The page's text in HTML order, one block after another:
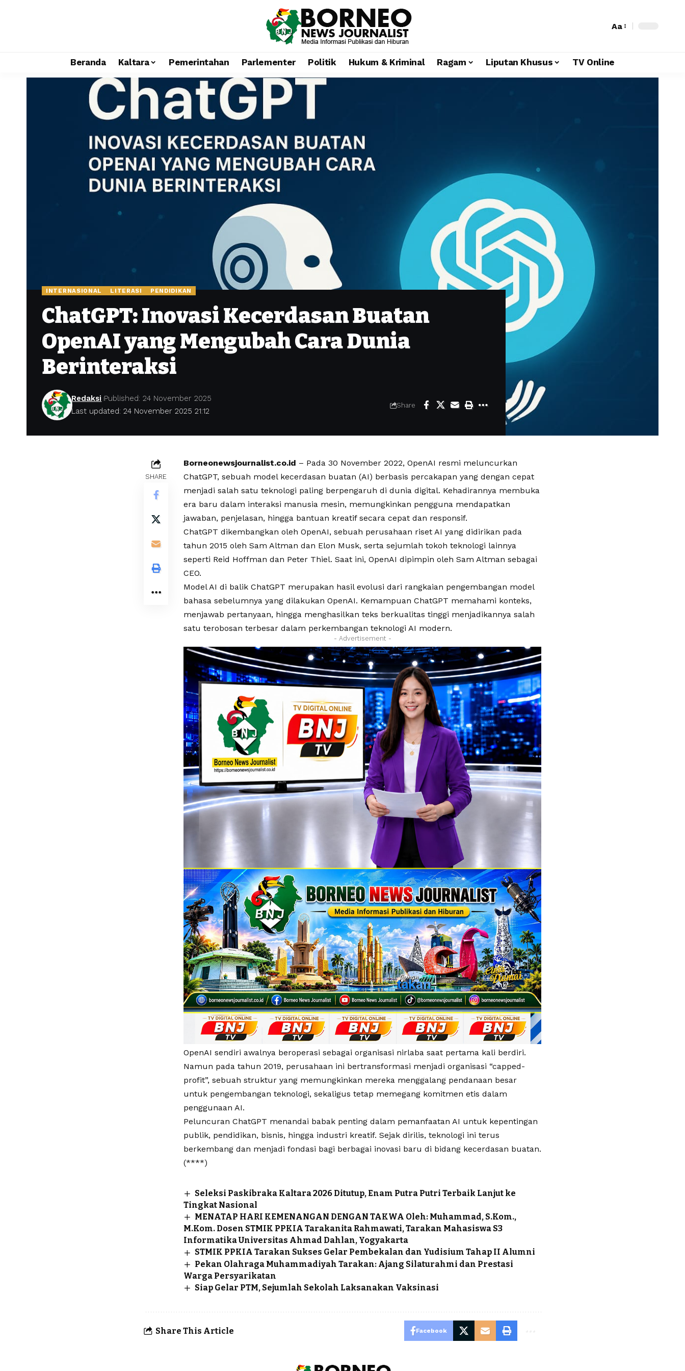
Aa
Beranda Kaltara Pemerintahan Parlementer Politik Hukum & Kriminal Ragam Liputan Khusus TV Online
INTERNASIONAL LITERASI PENDIDIKAN
ChatGPT: Inovasi Kecerdasan Buatan
OpenAI yang Mengubah Cara Dunia
Berinteraksi
Last updated: 24 November 2025 21:12
Redaksi Published: 24 November 2025
Share
SHARE
Borneonewsjournalist.co.id – Pada 30 November 2022, OpenAI resmi meluncurkan
ChatGPT, sebuah model kecerdasan buatan (AI) berbasis percakapan yang dengan cepat
menjadi salah satu teknologi paling berpengaruh di dunia digital. Kehadirannya membuka
era baru dalam interaksi manusia mesin, memungkinkan pengguna mendapatkan
jawaban, penjelasan, hingga bantuan kreatif secara cepat dan responsif.
ChatGPT dikembangkan oleh OpenAI, sebuah perusahaan riset AI yang didirikan pada
tahun 2015 oleh Sam Altman dan Elon Musk, serta sejumlah tokoh teknologi lainnya
seperti Reid Hoffman dan Peter Thiel. Saat ini, OpenAI dipimpin oleh Sam Altman sebagai
CEO.
Model AI di balik ChatGPT merupakan hasil evolusi dari rangkaian pengembangan model
bahasa sebelumnya yang dilakukan OpenAI. Kemampuan ChatGPT memahami konteks,
menjawab pertanyaan, hingga menghasilkan teks berkualitas tinggi menjadikannya salah
satu terobosan terbesar dalam perkembangan teknologi AI modern.
- Advertisement -
OpenAI sendiri awalnya beroperasi sebagai organisasi nirlaba saat pertama kali berdiri.
Namun pada tahun 2019, perusahaan ini bertransformasi menjadi organisasi “capped-
profit”, sebuah struktur yang memungkinkan mereka menggalang pendanaan besar
untuk pengembangan teknologi, sekaligus tetap memegang komitmen etis dalam
penggunaan AI.
Peluncuran ChatGPT menandai babak penting dalam pemanfaatan AI untuk kepentingan
publik, pendidikan, bisnis, hingga industri kreatif. Sejak dirilis, teknologi ini terus
berkembang dan menjadi fondasi bagi berbagai inovasi baru di bidang kecerdasan buatan.
(****)
Seleksi Paskibraka Kaltara 2026 Ditutup, Enam Putra Putri Terbaik Lanjut ke
Tingkat Nasional
MENATAP HARI KEMENANGAN DENGAN TAKWA Oleh: Muhammad, S.Kom.,
M.Kom. Dosen STMIK PPKIA Tarakanita Rahmawati, Tarakan Mahasiswa S3
Informatika Universitas Ahmad Dahlan, Yogyakarta
STMIK PPKIA Tarakan Sukses Gelar Pembekalan dan Yudisium Tahap II Alumni
Pekan Olahraga Muhammadiyah Tarakan: Ajang Silaturahmi dan Prestasi
Warga Persyarikatan
Siap Gelar PTM, Sejumlah Sekolah Laksanakan Vaksinasi
Share This Article Facebook